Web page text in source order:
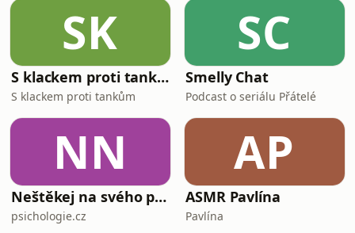
SK
S klackem proti tankům
S klackem proti tankům
SC
Smelly Chat
Podcast o seriálu Přátelé
NN
Neštěkej na svého psa
psichologie.cz
AP
ASMR Pavlína
Pavlína